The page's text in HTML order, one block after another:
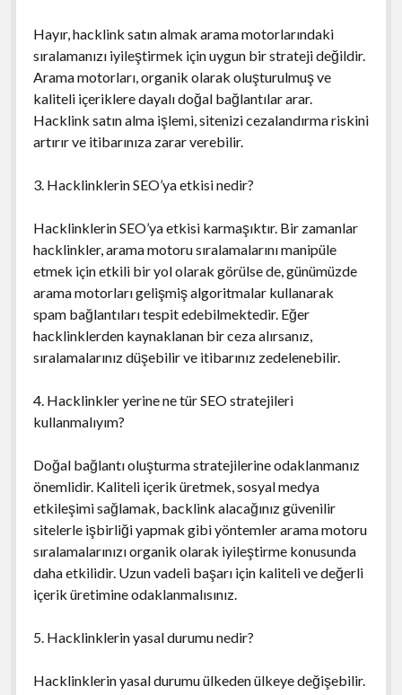
Hayır, hacklink satın almak arama motorlarındaki
sıralamanızı iyileştirmek için uygun bir strateji değildir.
Arama motorları, organik olarak oluşturulmuş ve
kaliteli içeriklere dayalı doğal bağlantılar arar.
Hacklink satın alma işlemi, sitenizi cezalandırma riskini
artırır ve itibarınıza zarar verebilir.
3. Hacklinklerin SEO’ya etkisi nedir?
Hacklinklerin SEO’ya etkisi karmaşıktır. Bir zamanlar
hacklinkler, arama motoru sıralamalarını manipüle
etmek için etkili bir yol olarak görülse de, günümüzde
arama motorları gelişmiş algoritmalar kullanarak
spam bağlantıları tespit edebilmektedir. Eğer
hacklinklerden kaynaklanan bir ceza alırsanız,
sıralamalarınız düşebilir ve itibarınız zedelenebilir.
4. Hacklinkler yerine ne tür SEO stratejileri
kullanmalıyım?
Doğal bağlantı oluşturma stratejilerine odaklanmanız
önemlidir. Kaliteli içerik üretmek, sosyal medya
etkileşimi sağlamak, backlink alacağınız güvenilir
sitelerle işbirliği yapmak gibi yöntemler arama motoru
sıralamalarınızı organik olarak iyileştirme konusunda
daha etkilidir. Uzun vadeli başarı için kaliteli ve değerli
içerik üretimine odaklanmalısınız.
5. Hacklinklerin yasal durumu nedir?
Hacklinklerin yasal durumu ülkeden ülkeye değişebilir.